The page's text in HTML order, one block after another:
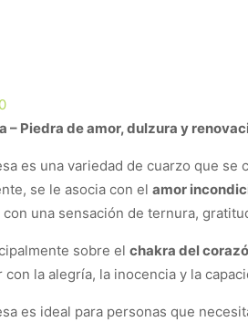
0
– Piedra de amor, dulzura y
es una variedad de cuarzo que
se le asocia con el amor
con una sensación de ternura,
sobre el chakra del
con la alegría, la inocencia y la
es ideal para personas que